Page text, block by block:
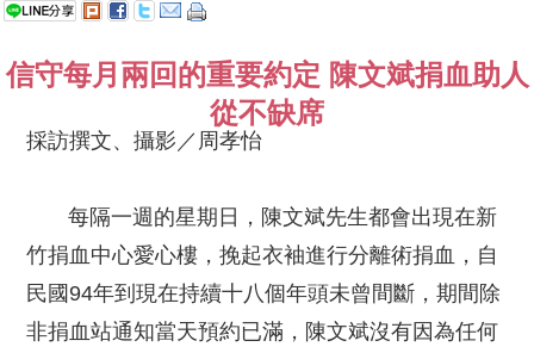
信守每月兩回的重要約定 陳文斌捐血助人
從不缺席
採訪撰文、攝影／周孝怡
每隔一週的星期日，陳文斌先生都會出現在新
竹捐血中心愛心樓，挽起衣袖進行分離術捐血，自
民國94年到現在持續十八個年頭未曾間斷，期間除
非捐血站通知當天預約已滿，陳文斌沒有因為任何